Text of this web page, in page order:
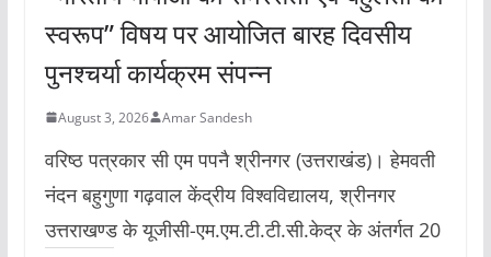
स्वरूप” विषय पर आयोजित बारह दिवसीय
पुनश्चर्या कार्यक्रम संपन्न
August 3, 2026 Amar Sandesh
वरिष्ठ पत्रकार सी एम पपनै श्रीनगर (उत्तराखंड)। हेमवती
नंदन बहुगुणा गढ़वाल केंद्रीय विश्वविद्यालय, श्रीनगर
उत्तराखण्ड के यूजीसी-एम.एम.टी.टी.सी.केद्र के अंतर्गत 20